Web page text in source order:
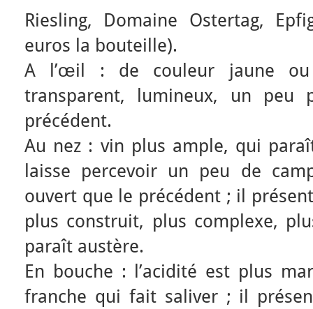
Riesling, Domaine Ostertag,
euros la bouteille).
A l’œil : de couleur jaune ou
transparent, lumineux, un peu
précédent.
Au nez : vin plus ample, qui
laisse percevoir un peu de
ouvert que le précédent ; il
plus construit, plus complexe,
paraît austère.
En bouche : l’acidité est plus
franche qui fait saliver ; il